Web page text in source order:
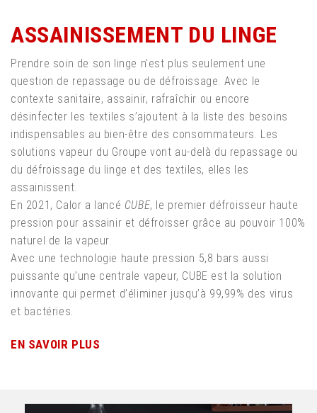
ASSAINISSEMENT DU LINGE
Prendre soin de son linge n’est plus seulement une
question de repassage ou de défroissage. Avec le
contexte sanitaire, assainir, rafraîchir ou encore
désinfecter les textiles s’ajoutent à la liste des besoins
indispensables au bien-être des consommateurs. Les
solutions vapeur du Groupe vont au-delà du repassage ou
du défroissage du linge et des textiles, elles les
assainissent.
En 2021, Calor a lancé CUBE, le premier défroisseur haute
pression pour assainir et défroisser grâce au pouvoir 100%
naturel de la vapeur.
Avec une technologie haute pression 5,8 bars aussi
puissante qu’une centrale vapeur, CUBE est la solution
innovante qui permet d’éliminer jusqu’à 99,99% des virus
et bactéries.
EN SAVOIR PLUS